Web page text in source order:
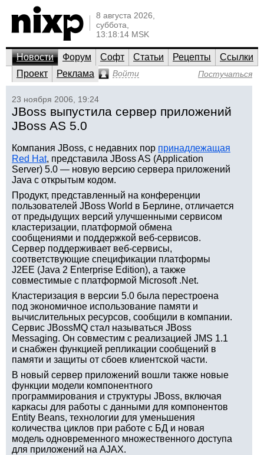
8 августа 2026,
суббота,
13:18:14 MSK
Новости Форум Софт Статьи Рецепты
Ссылки
Проект
Реклама Войти Постучаться
23 ноября 2006, 19:24
JBoss выпустила сервер приложений
JBoss AS 5.0
Компания JBoss, с недавних пор принадлежащая
Red Hat, представила JBoss AS (Application
Server) 5.0 — новую версию сервера приложений
Java с открытым кодом.
Продукт, представленный на конференции
пользователей JBoss World в Берлине, отличается
от предыдущих версий улучшенными сервисом
кластеризации, платформой обмена
сообщениями и поддержкой веб-сервисов.
Сервер поддерживает веб-сервисы,
соответствующие спецификации платформы
J2EE (Java 2 Enterprise Edition), а также
совместимые с платформой Microsoft .Net.
Кластеризация в версии 5.0 была перестроена
под экономичное использование памяти и
вычислительных ресурсов, сообщили в компании.
Сервис JBossMQ стал называться JBoss
Messaging. Он совместим с реализацией JMS 1.1
и снабжен функцией репликации сообщений в
памяти и защиты от сбоев клиентской части.
В новый сервер приложений вошли также новые
функции модели компонентного
программирования и структуры JBoss, включая
каркасы для работы с данными для компонентов
Entity Beans, технологии для уменьшения
количества циклов при работе с БД и новая
модель одновременного множественного доступа
для приложений на AJAX.